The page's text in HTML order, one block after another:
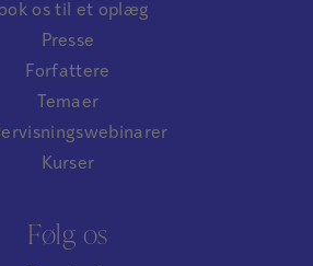
os til et oplæg
Presse
Forfattere
Temaer
Kurser
Følg os